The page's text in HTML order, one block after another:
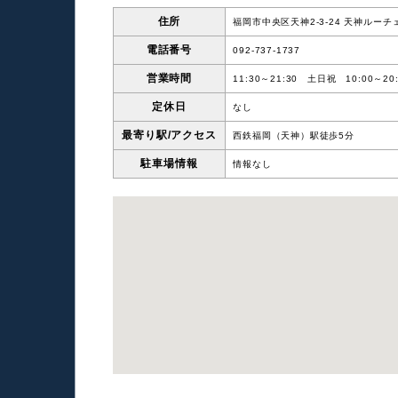
住所 福岡市中央区天神2-3-24 天神ルーチ
電話番号 092-737-1737
営業時間 11:30～21:30 土日祝 10:00～
定休日 なし
最寄り駅/アクセス 西鉄福岡（天神）駅徒歩5分
駐車場情報 情報なし